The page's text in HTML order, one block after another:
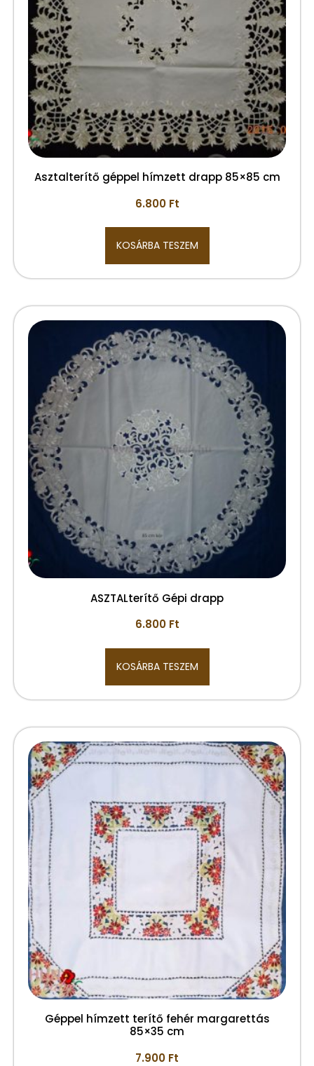
Asztalterítő géppel hímzett drapp 85×85 cm
6.800 Ft
KOSÁRBA TESZEM
ASZTALterítő Gépi drapp
6.800 Ft
KOSÁRBA TESZEM
Géppel hímzett terítő fehér margarettás
85×35 cm
7.900 Ft